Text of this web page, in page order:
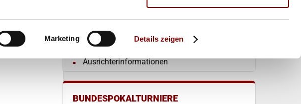
Marketing Details zeigen
Allgemeine Informationen
Ausrichterinformationen
BUNDESPOKALTURNIERE